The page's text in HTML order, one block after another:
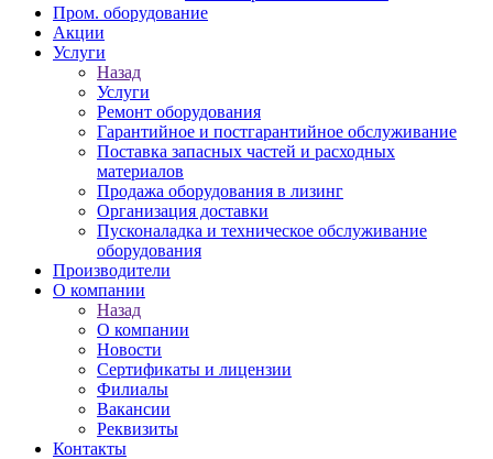
Пром. оборудование
Акции
Услуги
Назад
Услуги
Ремонт оборудования
Гарантийное и постгарантийное обслуживание
Поставка запасных частей и расходных
материалов
Продажа оборудования в лизинг
Организация доставки
Пусконаладка и техническое обслуживание
оборудования
Производители
О компании
Назад
О компании
Новости
Сертификаты и лицензии
Филиалы
Вакансии
Реквизиты
Контакты